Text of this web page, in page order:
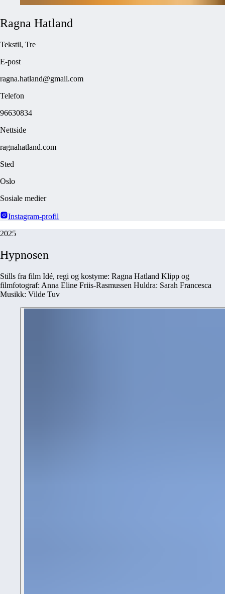
Ragna Hatland
Tekstil, Tre
E-post
ragna.hatland@gmail.com
Telefon
96630834
Nettside
ragnahatland.com
Sted
Oslo
Sosiale medier
Instagram-profil
2025
Hypnosen
Stills fra film Idé, regi og kostyme: Ragna Hatland Klipp og
filmfotograf: Anna Eline Friis-Rasmussen Huldra: Sarah Francesca
Musikk: Vilde Tuv